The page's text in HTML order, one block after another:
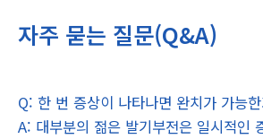
자주 묻는 질문(Q&A)
Q: 한 번 증상이 나타나면 완치가 가능
A: 대부분의 젊은 발기부전은 일시적인